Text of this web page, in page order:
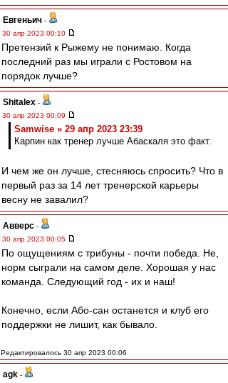
Евгеньич -
30 апр 2023 00:10
Претензий к Рыжему не понимаю. Когда
последний раз мы играли с Ростовом на
порядок лучше?
Shitalex -
30 апр 2023 00:09
Samwise » 29 апр 2023 23:39
Карпин как тренер лучше Абаскаля это факт.
И чем же он лучше, стесняюсь спросить? Что в
первый раз за 14 лет тренерской карьеры
весну не завалил?
Авверс -
30 апр 2023 00:05
По ощущениям с трибуны - почти победа. Не,
норм сыграли на самом деле. Хорошая у нас
команда. Следующий год - их и наш!
Конечно, если Або-сан останется и клуб его
поддержки не лишит, как бывало.
Редактировалось 30 апр 2023 00:06
agk -